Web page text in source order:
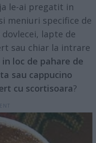
le-ai pregatit in
meniuri specifice de
lapte de
sau chiar la intrare
loc de pahare de
sau cappucino
cu scortisoara?